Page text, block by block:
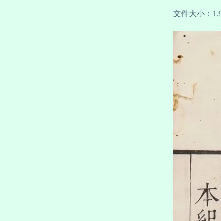
文件大小：